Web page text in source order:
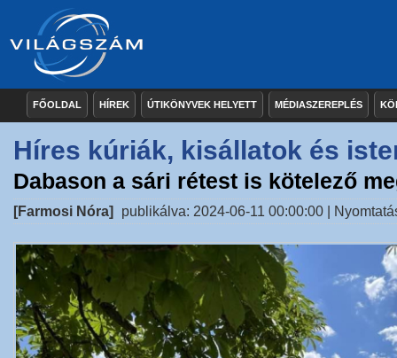
FŐOLDAL HÍREK ÚTIKÖNYVEK HELYETT MÉDIASZEREPLÉS
Híres kúriák, kisállatok és
Dabason a sári rétest is kötelező
[Farmosi Nóra] publikálva: 2024-06-11 00:00:00 |